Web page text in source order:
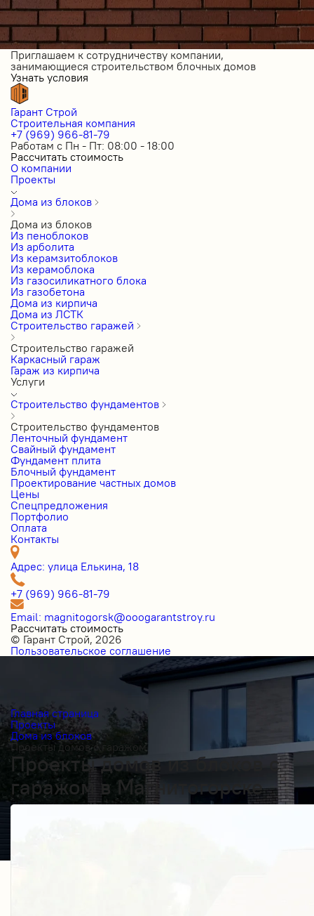
Приглашаем к сотрудничеству компании,
занимающиеся строительством блочных домов
Узнать условия
Гарант Строй
Строительная компания
+7 (969) 966-81-79
Работам с Пн - Пт: 08:00 - 18:00
Рассчитать стоимость
О компании
Проекты
Дома из блоков
Дома из блоков
Из пеноблоков
Из арболита
Из керамзитоблоков
Из керамоблока
Из газосиликатного блока
Из газобетона
Дома из кирпича
Дома из ЛСТК
Строительство гаражей
Строительство гаражей
Каркасный гараж
Гараж из кирпича
Услуги
Строительство фундаментов
Строительство фундаментов
Ленточный фундамент
Свайный фундамент
Фундамент плита
Блочный фундамент
Проектирование частных домов
Цены
Cпецпредложения
Портфолио
Оплата
Контакты
Адрес: улица Елькина, 18
+7 (969) 966-81-79
Email: magnitogorsk@ooogarantstroy.ru
Рассчитать стоимость
© Гарант Строй, 2026
Пользовательское соглашение
Главная страница
Проекты
Дома из блоков
Проекты домов с гаражом
Проекты домов из блоков с
гаражом в Магнитогорске
Получить косультацию